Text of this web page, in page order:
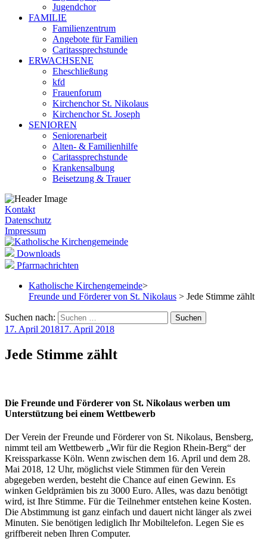
Jugendchor
FAMILIE
Familienzentrum
Angebote für Familien
Caritassprechstunde
ERWACHSENE
Eheschließung
kfd
Frauenforum
Kirchenchor St. Nikolaus
Kirchenchor St. Joseph
SENIOREN
Seniorenarbeit
Alten- & Familienhilfe
Caritassprechstunde
Krankensalbung
Beisetzung & Trauer
Kontakt
Datenschutz
Impressum
Downloads
Pfarrnachrichten
Katholische Kirchengemeinde>
Freunde und Förderer von St. Nikolaus > Jede Stimme zählt
Suchen nach:
17. April 201817. April 2018
Jede Stimme zählt
Die Freunde und Förderer von St. Nikolaus werben um
Unterstützung bei einem Wettbewerb
Der Verein der Freunde und Förderer von St. Nikolaus, Bensberg,
nimmt teil am Wettbewerb „Wir für die Region Rhein-Berg“ der
Kreissparkasse Köln. Wenn zwischen dem 16. April und dem 28.
Mai 2018, 12 Uhr, möglichst viele Stimmen für den Verein
abgegeben werden, besteht die Chance auf einen Gewinn. Es
winken Geldprämien bis zu 3000 Euro. Alles, was dazu benötigt
wird, ist Ihre Stimme. Für die Teilnehmer entstehen keine Kosten.
Die Abstimmung ist ganz einfach und dauert nicht länger als zwei
Minuten. Sie benötigen lediglich Ihr Mobiltelefon. Legen Sie es
griffbereit neben Ihren Computer.